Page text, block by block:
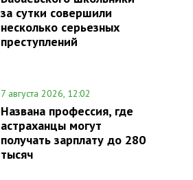
за сутки совершили
несколько серьезных
преступлений
7 августа 2026, 12:02
Названа профессия, где
астраханцы могут
получать зарплату до 280
тысяч